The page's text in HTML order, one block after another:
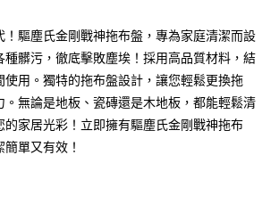
員、不需綁卡、不需儲值。
碼，簡訊認證，即可結帳。
／服務後，再付款。
結帳流程】
AFTEE先享後付」後，將跳轉至「AFTEE先享後付」
證並確認金額後，即可完成結帳。
您將收到繳費通知簡訊。
元方式進行付款，方視為交易完成。
含以上)免運費
！驅塵氏金剛戰神拖布盤，專為家庭清潔而設
種髒污，徹底擊敗塵埃！採用高品質材料，結
使用。獨特的拖布盤設計，讓您輕鬆更換拖
。無論是地板、瓷磚還是木地板，都能輕鬆清
的家居光彩！立即擁有驅塵氏金剛戰神拖布
單又有效！